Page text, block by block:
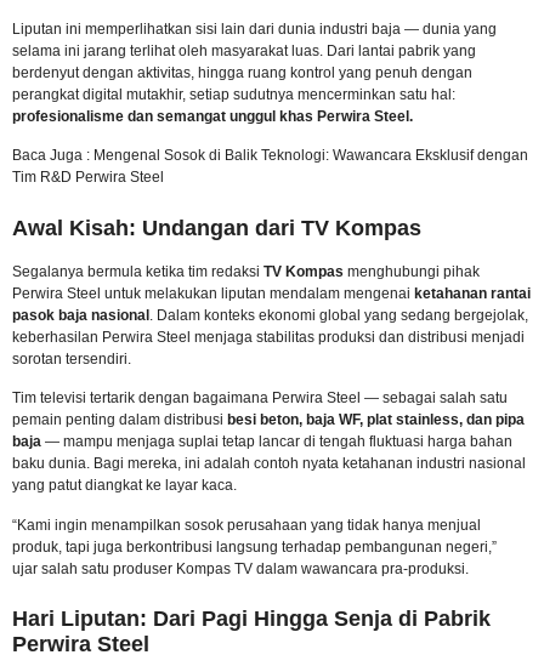
Liputan ini memperlihatkan sisi lain dari dunia industri baja — dunia yang
selama ini jarang terlihat oleh masyarakat luas. Dari lantai pabrik yang
berdenyut dengan aktivitas, hingga ruang kontrol yang penuh dengan
perangkat digital mutakhir, setiap sudutnya mencerminkan satu hal:
profesionalisme dan semangat unggul khas Perwira Steel.
Baca Juga : Mengenal Sosok di Balik Teknologi: Wawancara Eksklusif dengan
Tim R&D Perwira Steel
Awal Kisah: Undangan dari TV Kompas
Segalanya bermula ketika tim redaksi TV Kompas menghubungi pihak
Perwira Steel untuk melakukan liputan mendalam mengenai ketahanan rantai
pasok baja nasional. Dalam konteks ekonomi global yang sedang bergejolak,
keberhasilan Perwira Steel menjaga stabilitas produksi dan distribusi menjadi
sorotan tersendiri.
Tim televisi tertarik dengan bagaimana Perwira Steel — sebagai salah satu
pemain penting dalam distribusi besi beton, baja WF, plat stainless, dan pipa
baja — mampu menjaga suplai tetap lancar di tengah fluktuasi harga bahan
baku dunia. Bagi mereka, ini adalah contoh nyata ketahanan industri nasional
yang patut diangkat ke layar kaca.
“Kami ingin menampilkan sosok perusahaan yang tidak hanya menjual
produk, tapi juga berkontribusi langsung terhadap pembangunan negeri,”
ujar salah satu produser Kompas TV dalam wawancara pra-produksi.
Hari Liputan: Dari Pagi Hingga Senja di Pabrik
Perwira Steel